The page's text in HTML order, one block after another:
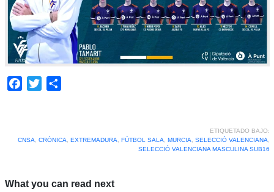
Facebook
Twitter
ETIQUETADO BAJO:
CNSA, CRÓNICA, EXTREMADURA, FÚTBOL SALA, MURCIA, SELECCIÓ VALENCIANA,
SELECCIÓ VALENCIANA MASCULINA SUB16
What you can read next